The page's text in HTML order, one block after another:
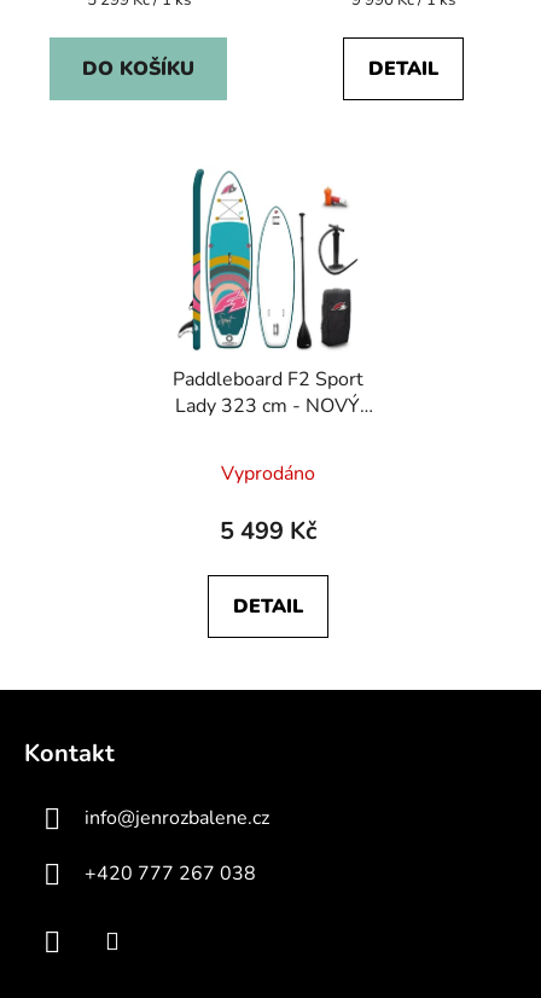
DO KOŠÍKU DETAIL
Paddleboard F2 Sport
Lady 323 cm - NOVÝ
Vyprodáno
5 499 Kč
DETAIL
Kontakt
info@jenrozbalene.cz
+420 777 267 038